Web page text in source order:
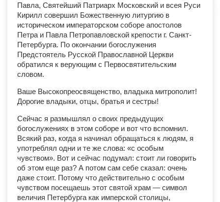
Павла, Святейший Патриарх Московский и всея Руси
Кирилл совершил Божественную литургию в
историческом императорском соборе апостолов
Петра и Павла Петропавловской крепости г. Санкт-
Петербурга. По окончании богослужения
Предстоятель Русской Православной Церкви
обратился к верующим с Первосвятительским
словом.
Ваше Высокопреосвященство, владыка митрополит!
Дорогие владыки, отцы, братья и сестры!
Сейчас я размышлял о своих предыдущих
богослужениях в этом соборе и вот что вспомнил.
Всякий раз, когда я начинал обращаться к людям, я
употреблял одни и те же слова: «с особым
чувством». Вот и сейчас подумал: стоит ли говорить
об этом еще раз? А потом сам себе сказал: очень
даже стоит. Потому что действительно с особым
чувством посещаешь этот святой храм — символ
величия Петербурга как имперской столицы,